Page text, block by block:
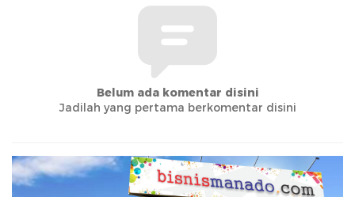
Belum ada komentar disini
Jadilah yang pertama berkomentar disini